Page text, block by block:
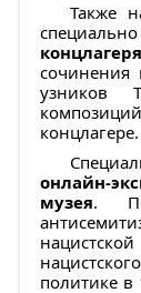
Также
сочинения
узников
концлагере.
онлайн-
музея.
политике